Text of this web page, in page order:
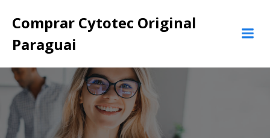
para
Comprar Cytotec Original
Paraguai